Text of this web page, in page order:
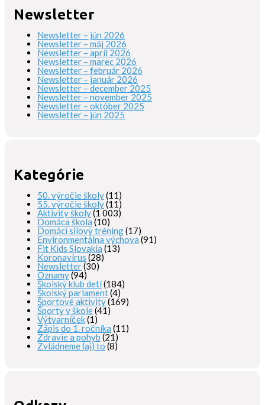
Newsletter
Newsletter – jún 2026
Newsletter – máj 2026
Newsletter – apríl 2026
Newsletter – marec 2026
Newsletter – február 2026
Newsletter – január 2026
Newsletter – december 2025
Newsletter – november 2025
Newsletter – október 2025
Newsletter – jún 2025
Kategórie
50. výročie školy(11)
55. výročie školy(11)
Aktivity školy(1 003)
Domáca škola (10)
Domáci silový tréning(17)
Environmentálna výchova (91)
Fit Kids Slovakia (13)
Koronavírus (28)
Newsletter(30)
Oznamy(94)
Školský klub detí(184)
Školský parlament(4)
Športové aktivity(169)
Športy v škole(41)
Výtvarníček(1)
Zápis do 1. ročníka (11)
Zdravie a pohyb (21)
Zvládneme (aj) to (8)